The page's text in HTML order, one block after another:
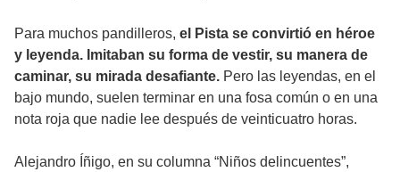
Para muchos pandilleros, el Pista se convirtió en héroe
y leyenda. Imitaban su forma de vestir, su manera de
caminar, su mirada desafiante. Pero las leyendas, en el
bajo mundo, suelen terminar en una fosa común o en una
nota roja que nadie lee después de veinticuatro horas.
Alejandro Íñigo, en su columna “Niños delincuentes”,